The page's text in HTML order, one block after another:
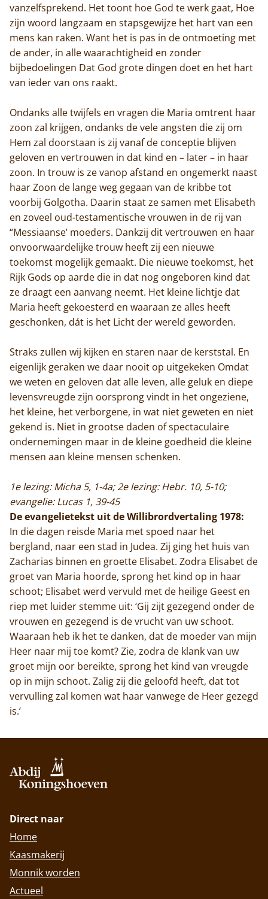
vanzelfsprekend. Het toont hoe God te werk gaat, Hoe
zijn woord langzaam en stapsgewijze het hart van een
mens kan raken. Want het is pas in de ontmoeting met
de ander, in alle waarachtigheid en zonder
bijbedoelingen Dat God grote dingen doet en het hart
van ieder van ons raakt.
Ondanks alle twijfels en vragen die Maria omtrent haar
zoon zal krijgen, ondanks de vele angsten die zij om
Hem zal doorstaan is zij vanaf de conceptie blijven
geloven en vertrouwen in dat kind en – later – in haar
zoon. In trouw is ze vanop afstand en ongemerkt naast
haar Zoon de lange weg gegaan van de kribbe tot
voorbij Golgotha. Daarin staat ze samen met Elisabeth
en zoveel oud-testamentische vrouwen in de rij van
“Messiaanse’ moeders. Dankzij dit vertrouwen en haar
onvoorwaardelijke trouw heeft zij een nieuwe
toekomst mogelijk gemaakt. Die nieuwe toekomst, het
Rijk Gods op aarde die in dat nog ongeboren kind dat
ze draagt een aanvang neemt. Het kleine lichtje dat
Maria heeft gekoesterd en waaraan ze alles heeft
geschonken, dát is het Licht der wereld geworden.
Straks zullen wij kijken en staren naar de kerststal. En
eigenlijk geraken we daar nooit op uitgekeken Omdat
we weten en geloven dat alle leven, alle geluk en diepe
levensvreugde zijn oorsprong vindt in het ongeziene,
het kleine, het verborgene, in wat niet geweten en niet
gekend is. Niet in grootse daden of spectaculaire
ondernemingen maar in de kleine goedheid die kleine
mensen aan kleine mensen schenken.
1e lezing: Micha 5, 1-4a; 2e lezing: Hebr. 10, 5-10;
evangelie: Lucas 1, 39-45
De evangelietekst uit de Willibrordvertaling 1978:
In die dagen reisde Maria met spoed naar het
bergland, naar een stad in Judea. Zij ging het huis van
Zacharias binnen en groette Elisabet. Zodra Elisabet de
groet van Maria hoorde, sprong het kind op in haar
schoot; Elisabet werd vervuld met de heilige Geest en
riep met luider stemme uit: ‘Gij zijt gezegend onder de
vrouwen en gezegend is de vrucht van uw schoot.
Waaraan heb ik het te danken, dat de moeder van mijn
Heer naar mij toe komt? Zie, zodra de klank van uw
groet mijn oor bereikte, sprong het kind van vreugde
op in mijn schoot. Zalig zij die geloofd heeft, dat tot
vervulling zal komen wat haar vanwege de Heer gezegd
is.’
Direct naar
Home
Kaasmakerij
Monnik worden
Actueel